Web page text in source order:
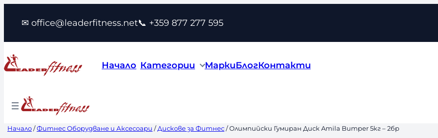
съдържанието
✉ office@leaderfitness.net📞 +359 877 277 595
Начало Категории МаркиБлогКонтакти
Начало/Фитнес Оборудване и Аксесоари /Дискове за Фитнес/ Олимпийски Гумиран Диск Amila Bumper 5кг – 2бр